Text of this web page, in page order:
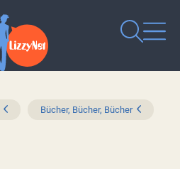
Bücher, Bücher, Bücher